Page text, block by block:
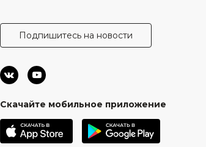
Подпишитесь на новости
Скачайте мобильное приложение